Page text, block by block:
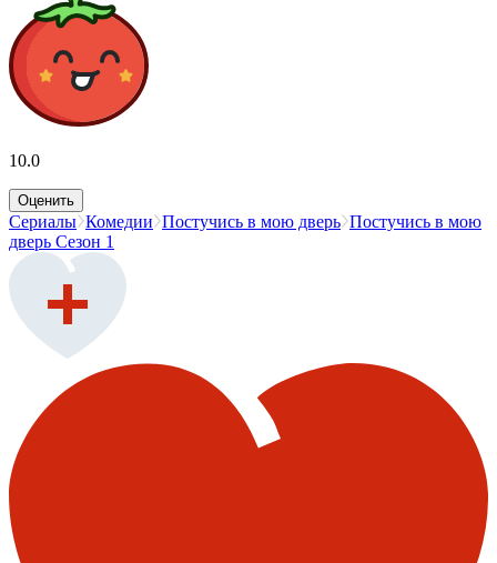
10.0
Оценить
Сериалы Комедии Постучись в мою дверь Постучись в мою
дверь Сезон 1